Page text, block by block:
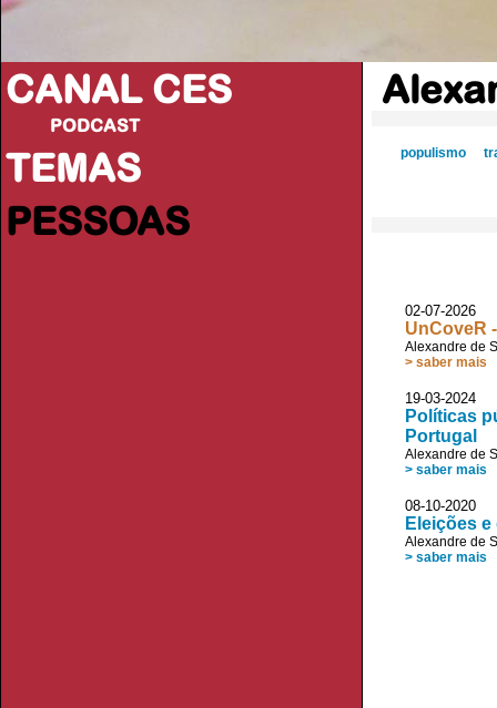
CANAL CES
PODCAST
TEMAS
PESSOAS
populismo
02-07-
UnCoveR
Alexandre de
> saber mais
19-03-
Políticas
Portugal
Alexandre de
> saber mais
08-10-
Eleições
Alexandre de
> saber mais